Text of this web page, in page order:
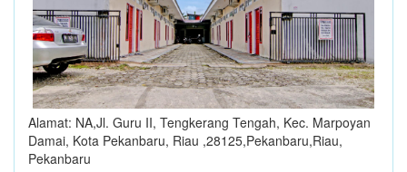
Alamat: NA,Jl. Guru II, Tengkerang Tengah, Kec. Marpoyan
Damai, Kota Pekanbaru, Riau ,28125,Pekanbaru,Riau,
Pekanbaru